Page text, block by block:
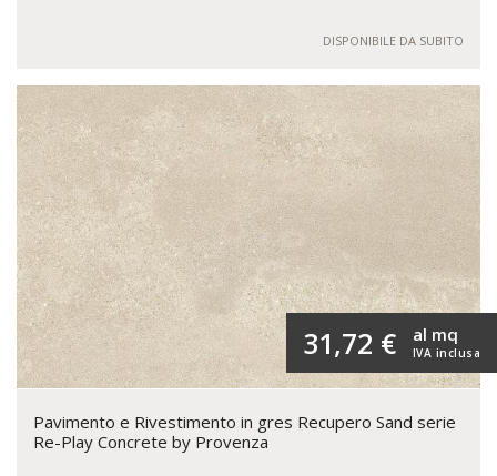
DISPONIBILE DA SUBITO
31,72 € IVA inclusa
al mq
Pavimento e Rivestimento in gres Recupero Sand serie
Re-Play Concrete by Provenza